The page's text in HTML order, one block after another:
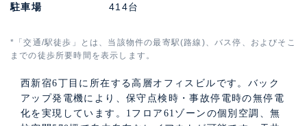
駐車場 414台
*「交通/駅徒歩」とは、当該物件の最寄駅(路線)、バス停、およびそこ
までの徒歩所要時間を表示します。
西新宿6丁目に所在する高層オフィスビルです。バック
アップ発電機により、保守点検時・事故停電時の無停電
化を実現しています。1フロア61ゾーンの個別空調、無